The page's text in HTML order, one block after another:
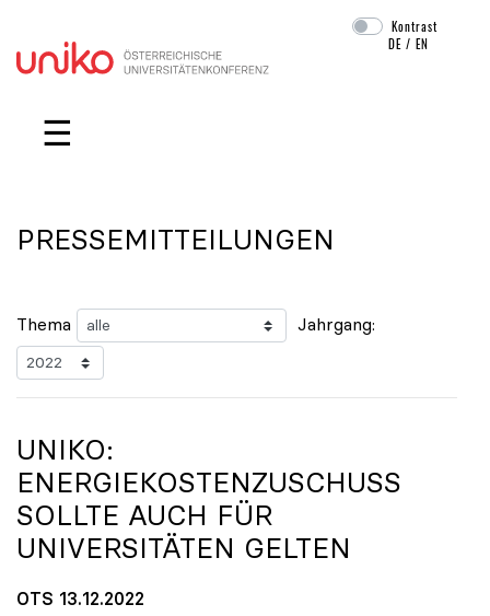
Navigation überspringen
Kontrast
DE /EN
☰
PRESSEMITTEILUNGEN
Thema Jahrgang:
UNIKO:
ENERGIEKOSTENZUSCHUSS
SOLLTE AUCH FÜR
UNIVERSITÄTEN GELTEN
OTS 13.12.2022